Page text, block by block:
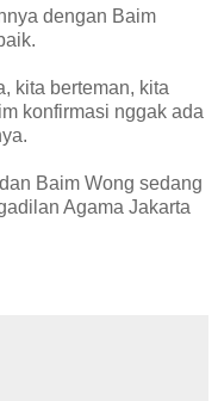
dengan Baim
kita berteman, kita
konfirmasi nggak ada
Baim Wong sedang
Agama Jakarta